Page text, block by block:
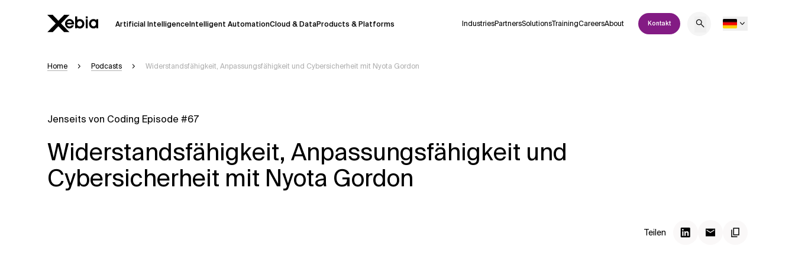
Artificial IntelligenceIntelligent AutomationCloud & DataProducts & Platforms IndustriesPartnersSolutionsTrainingCareersAbout Kontakt
Ai Übersicht
weiterentwickelt. Die Antworten, die auf Deutsch generiert werden, können einige
Sekunden dauern. Wir streben nach Genauigkeit, aber gelegentlich können Fehler
Bitte überprüfen Sie wichtige Informationen, bevor Sie Entscheidungen treffen oder
kontaktieren Sie unsdirekt.
Home Podcasts Widerstandsfähigkeit, Anpassungsfähigkeit und Cybersicherheit mit Nyota Gordon
Jenseits von Coding Episode #67
Widerstandsfähigkeit, Anpassungsfähigkeit und
Cybersicherheit mit Nyota Gordon
Teilen